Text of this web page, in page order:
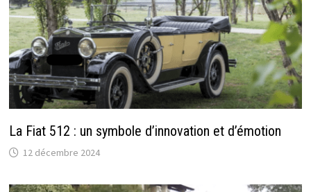
La Fiat 512 : un symbole d’innovation et d’émotion
12 décembre 2024